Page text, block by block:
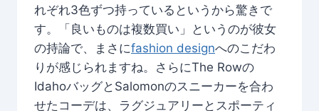
れぞれ3色ずつ持っているというから驚きで
す。「良いものは複数買い」というのが彼女
の持論で、まさにfashion designへのこだわ
りが感じられますね。さらにThe Rowの
IdahoバッグとSalomonのスニーカーを合わ
せたコーデは、ラグジュアリーとスポーティ